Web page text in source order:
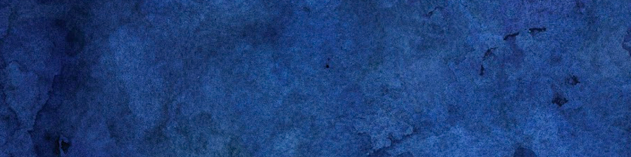
apt-get remove pipelight
apt-add-repository ppa:pipelight/stable
apt-get update
apt-get install --install-recommends pipelight-multi
pipelight-plugin --update
pipelight-plugin --enable flash
pipelight-plugin --enable widevine
pipelight-plugin --enable silverlight5.1
lg
Gerold